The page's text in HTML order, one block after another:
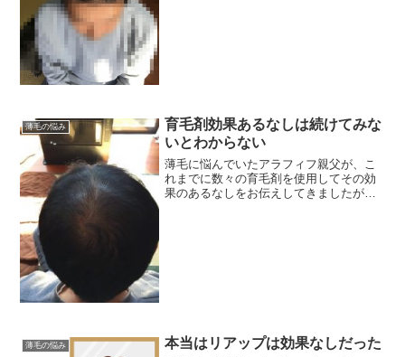
薄毛の悩み
育毛剤効果あるなしは続けてみな
いとわからない
薄毛に悩んでいたアラフィフ親父が、こ
れまでに数々の育毛剤を使用してその効
果のあるなしをお伝えしてきましたが、
薄毛の悩み 本当はリアップは効果なしだった